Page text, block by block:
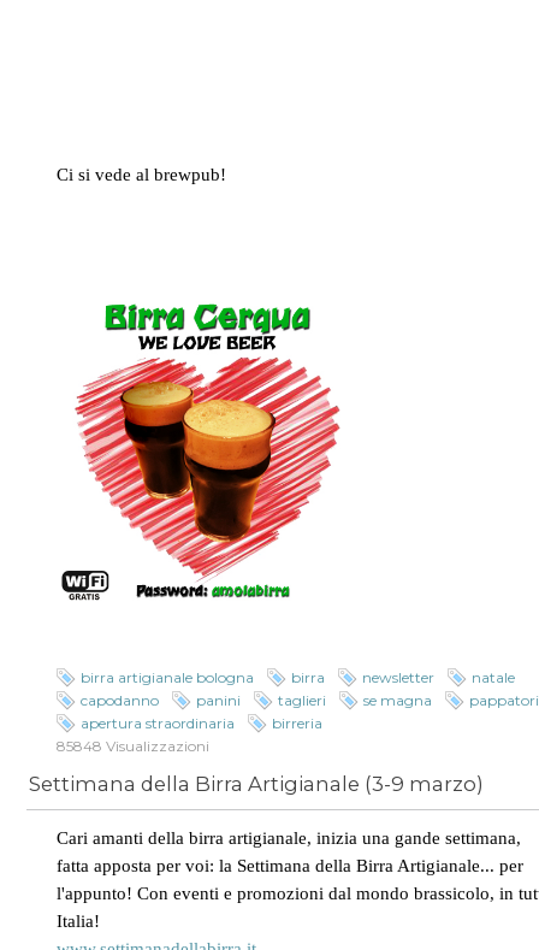
Ci si vede al brewpub!
birra artigianale bologna birra newsletter
natale
capodanno
panini taglieri se magna
apertura straordinaria
birreria
85848 Visualizzazioni
Settimana della Birra Artigianale (3-9 marzo)
Cari amanti della birra artigianale, inizia una gande settimana,
fatta apposta per voi:la Settimana della Birra Artigianale... per
l'appunto! Con eventi e promozioni dal mondo brassicolo, in
Italia!